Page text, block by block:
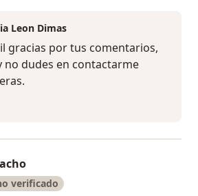
Leon Dimas
gracias por tus comentarios,
no dudes en contactarme
verificado